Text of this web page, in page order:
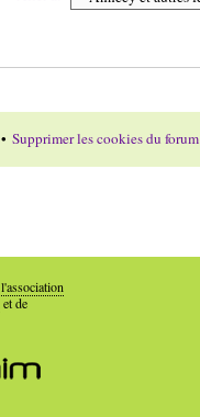
• Supprimer les cookies du forum
l'association
et de